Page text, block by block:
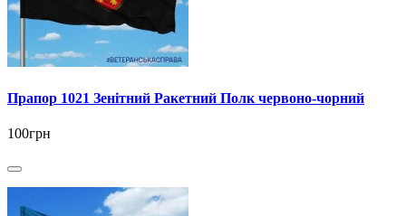
Прапор 1021 Зенітний Ракетний Полк червоно-чорний
100грн